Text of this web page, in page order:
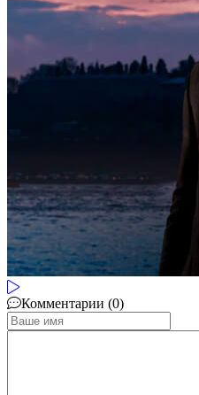
Комментарии (0)